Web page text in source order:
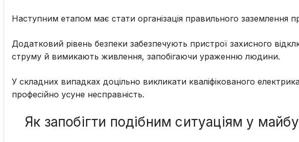
Наступним етапом має стати організація правильного заземлення
Додатковий рівень безпеки забезпечують пристрої захисного
струму й вимикають живлення, запобігаючи ураженню людини.
У складних випадках доцільно викликати кваліфікованого
професійно усуне несправність.
Як запобігти подібним ситуаціям у